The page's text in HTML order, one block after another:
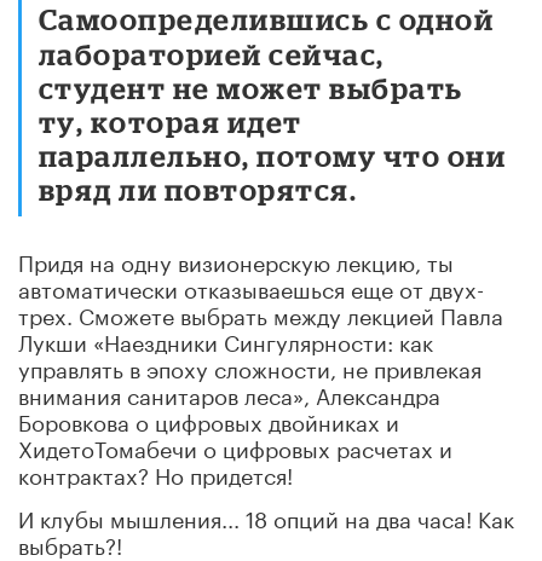
Самоопределившись с одной
лабораторией сейчас,
студент не может выбрать
ту, которая идет
параллельно, потому что они
вряд ли повторятся.
Придя на одну визионерскую лекцию, ты
автоматически отказываешься еще от двух-
трех. Сможете выбрать между лекцией Павла
Лукши «Наездники Сингулярности: как
управлять в эпоху сложности, не привлекая
внимания санитаров леса», Александра
Боровкова о цифровых двойниках и
ХидетоТомабечи о цифровых расчетах и
контрактах? Но придется!
И клубы мышления... 18 опций на два часа! Как
выбрать?!